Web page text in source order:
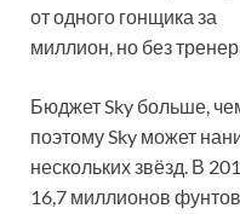
от одного гонщика за
миллион, но без
Бюджет Sky больше,
поэтому Sky может
нескольких звёзд. В
16,7 миллионов фунтов